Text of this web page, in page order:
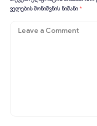
ველების მონიშვნის ნიშანი *